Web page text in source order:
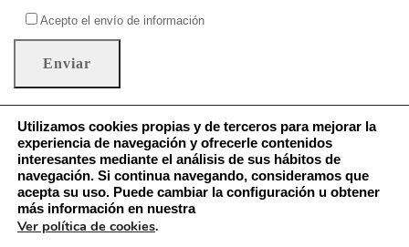
Acepto el envío de información
Política de Cookies
Aviso Legal – Política de Privacidad
Utilizamos cookies propias y de terceros para mejorar la
experiencia de navegación y ofrecerle contenidos
interesantes mediante el análisis de sus hábitos de
navegación. Si continua navegando, consideramos que
acepta su uso. Puede cambiar la configuración u obtener
más información en nuestra
Ver política de cookies.